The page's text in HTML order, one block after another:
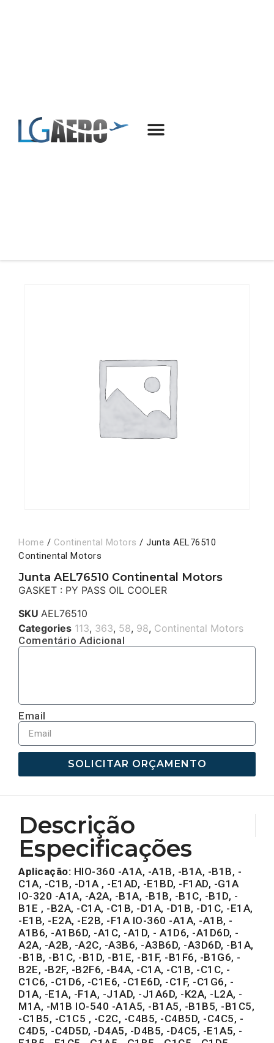
Home / Continental Motors / Junta AEL76510
Continental Motors
Junta AEL76510 Continental Motors
GASKET : PY PASS OIL COOLER
SKU AEL76510
Categories 113, 363, 58, 98, Continental Motors
Comentário Adicional
Email
SOLICITAR ORÇAMENTO
Descrição
Especificações
Aplicação: HIO-360 -A1A, -A1B, -B1A, -B1B, -
C1A, -C1B, -D1A , -E1AD, -E1BD, -F1AD, -G1A
IO-320 -A1A, -A2A, -B1A, -B1B, -B1C, -B1D, -
B1E , -B2A, -C1A, -C1B, -D1A, -D1B, -D1C, -E1A,
-E1B, -E2A, -E2B, -F1A IO-360 -A1A, -A1B, -
A1B6, -A1B6D, -A1C, -A1D, - A1D6, -A1D6D, -
A2A, -A2B, -A2C, -A3B6, -A3B6D, -A3D6D, -B1A,
-B1B, -B1C, -B1D, -B1E, -B1F, -B1F6, -B1G6, -
B2E, -B2F, -B2F6, -B4A, -C1A, -C1B, -C1C, -
C1C6, -C1D6, -C1E6, -C1E6D, -C1F, -C1G6, -
D1A, -E1A, -F1A, -J1AD, -J1A6D, -K2A, -L2A, -
M1A, -M1B IO-540 -A1A5, -B1A5, -B1B5, -B1C5,
-C1B5, -C1C5 , -C2C, -C4B5, -C4B5D, -C4C5, -
C4D5, -C4D5D, -D4A5, -D4B5, -D4C5, -E1A5, -